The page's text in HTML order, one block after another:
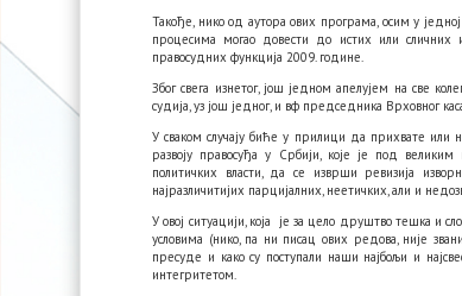
Такође, нико од аутора ових програма, осим у
процесима могао довести до истих или сличних
правосудних функција 2009. године.
Због свега изнетог, још једном апелујем на све
судија, уз још једног, и вф председника Врховног
У сваком случају биће у прилици да прихвате или
развоју правосуђа у Србији, које је под
политичких власти, да се изврши ревизија
најразличитијих парцијалних, неетичких, али и
У овој ситуацији, која је за цело друштво тешка и
условима (нико, па ни писац ових редова, није
пресуде и како су поступали наши најбољи и
интегритетом.